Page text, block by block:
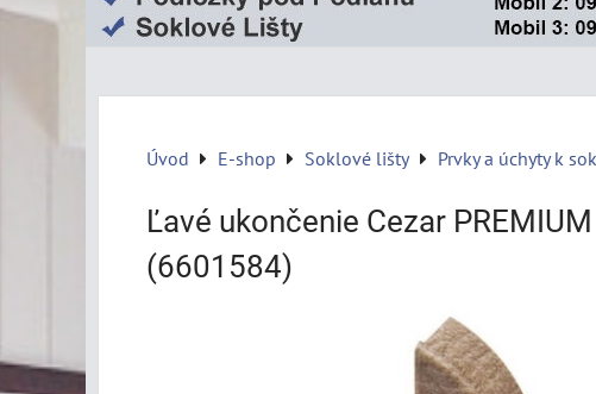
Úvod E-shop Soklové lišty Prvky a úchyty k
Ľavé ukončenie Cezar
(6601584)